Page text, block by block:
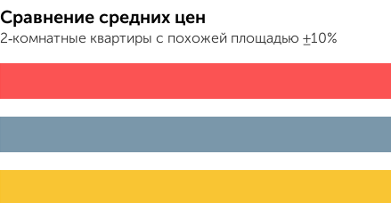
Сравнение средних цен
2‑комнатные квартиры с похожей площадью ±10%